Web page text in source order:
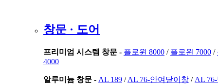
창문 · 도어
프리미엄 시스템 창문 - 플로윈 8000 / 플로윈 7000 /
4000
알루미늄 창문 - AL 189 /AL 76-안여닫이창 / AL